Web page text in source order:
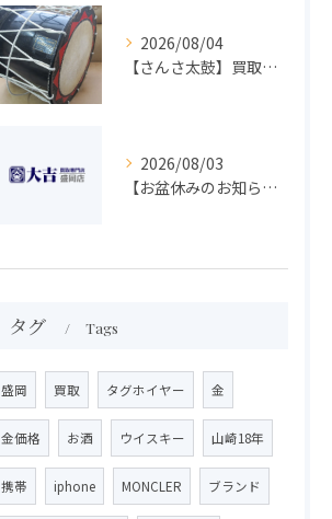
2026/08/04
【さんさ太鼓】買取 大吉盛岡店 楽器 買取します！！
2026/08/03
【お盆休みのお知らせ】買取専門 大吉 盛岡店
タグ Tags
盛岡 買取 タグホイヤー 金
金価格 お酒 ウイスキー 山崎18年
携帯 iphone MONCLER ブランド